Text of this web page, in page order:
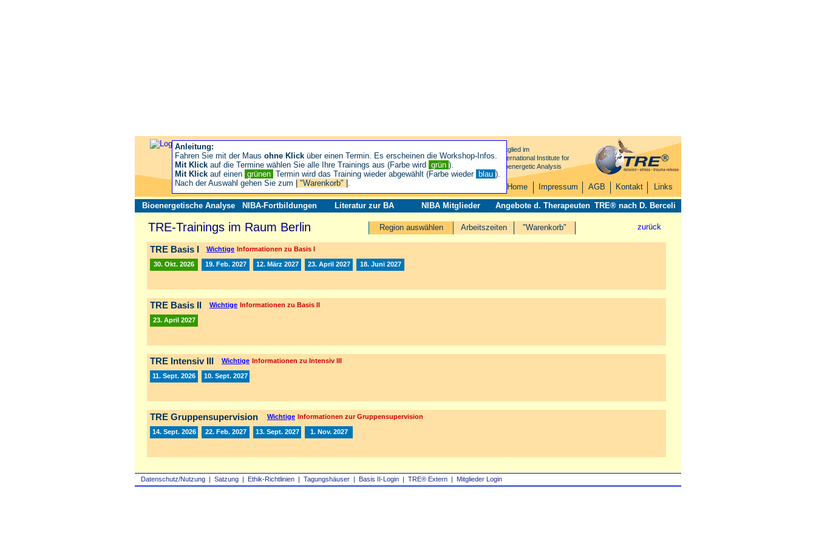
Datenschutz/Nutzung | Satzung | Ethik-Richtlinien | Tagungshäuser | Basis II‑Login | TRE® Extern | Mitglieder Login
Mitglied im
International Institute for
Bioenergetic Analysis
Home Impressum AGB Kontakt Links
Bioenergetische Analyse NIBA-Fortbildungen Literatur zur BA NIBA Mitglieder Angebote d. Therapeuten TRE® nach D. Berceli
zurück
Arbeitszeiten "Warenkorb"
TRE-Trainings im Raum Berlin Region auswählen
TRE Basis I Wichtige Informationen zu Basis I
30. Okt. 2026 19. Feb. 2027 12. März 2027 23. April 2027 18. Juni 2027
TRE Basis II Wichtige Informationen zu Basis II
23. April 2027
TRE Intensiv III Wichtige Informationen zu Intensiv III
11. Sept. 2026 10. Sept. 2027
TRE Gruppensupervision Wichtige Informationen zur Gruppensupervision
14. Sept. 2026 22. Feb. 2027 13. Sept. 2027 1. Nov. 2027
Anleitung:
Fahren Sie mit der Maus ohne Klick über einen Termin. Es erscheinen die Workshop-Infos.
Mit Klick auf die Termine wählen Sie alle Ihre Trainings aus (Farbe wird grün ).
Mit Klick auf einen grünen Termin wird das Training wieder abgewählt (Farbe wieder blau ).
Nach der Auswahl gehen Sie zum
| "Warenkorb" | .